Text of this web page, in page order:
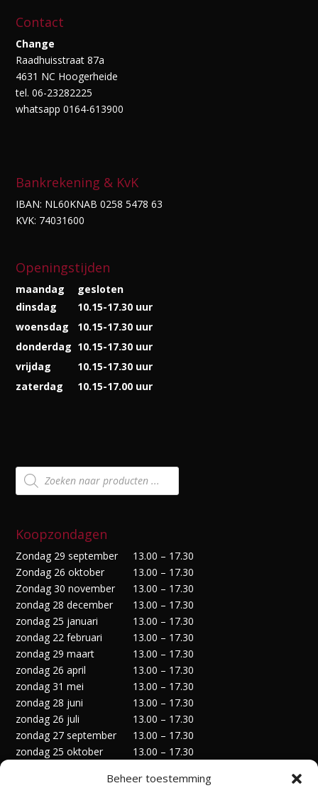
Beheer toestemming
Contact
Change
Raadhuisstraat 87a
4631 NC Hoogerheide
tel. 06-23282225
whatsapp 0164-613900
Bankrekening & KvK
IBAN: NL60KNAB 0258 5478 63
KVK: 74031600
Openingstijden
maandag
gesloten
dinsdag
10.15-17.30 uur
woensdag
10.15-17.30 uur
donderdag 10.15-17.30 uur
vrijdag
10.15-17.30 uur
zaterdag
10.15-17.00 uur
Producten
zoeken
Koopzondagen
Zondag 29 september
13.00 – 17.30
Zondag 26 oktober
13.00 – 17.30
Zondag 30 november
13.00 – 17.30
zondag 28 december
13.00 – 17.30
zondag 25 januari
13.00 – 17.30
zondag 22 februari
13.00 – 17.30
zondag 29 maart
13.00 – 17.30
zondag 26 april
13.00 – 17.30
zondag 31 mei
13.00 – 17.30
zondag 28 juni
13.00 – 17.30
zondag 26 juli
13.00 – 17.30
zondag 27 september
13.00 – 17.30
zondag 25 oktober
13.00 – 17.30
zondag 27 december
13.00 – 17.30